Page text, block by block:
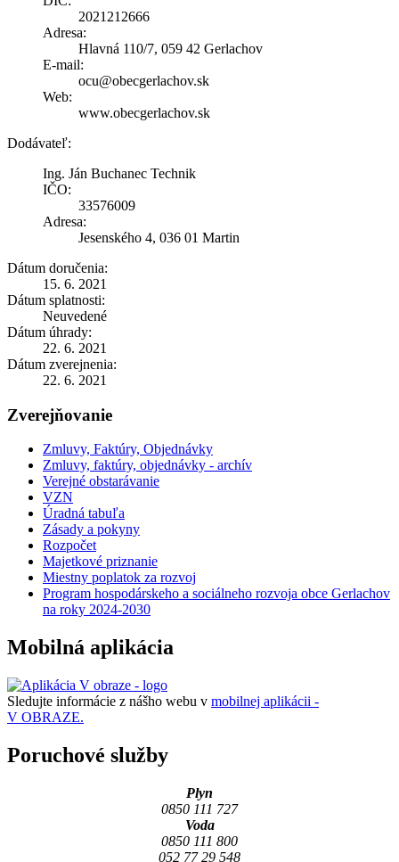
2021212666
Adresa:
Hlavná 110/7, 059 42 Gerlachov
E-mail:
ocu@obecgerlachov.sk
Web:
www.obecgerlachov.sk
Dodávateľ:
Ing. Ján Buchanec Technik
IČO:
33576009
Adresa:
Jesenského 4, 036 01 Martin
Dátum doručenia:
15. 6. 2021
Dátum splatnosti:
Neuvedené
Dátum úhrady:
22. 6. 2021
Dátum zverejnenia:
22. 6. 2021
Zverejňovanie
Zmluvy, Faktúry, Objednávky
Zmluvy, faktúry, objednávky - archív
Verejné obstarávanie
VZN
Úradná tabuľa
Zásady a pokyny
Rozpočet
Majetkové priznanie
Miestny poplatok za rozvoj
Program hospodárskeho a sociálneho rozvoja obce Gerlachov
na roky 2024-2030
Mobilná aplikácia
Sledujte informácie z nášho webu v mobilnej aplikácii -
V OBRAZE.
Poruchové služby
Plyn
0850 111 727
Voda
0850 111 800
052 77 29 548